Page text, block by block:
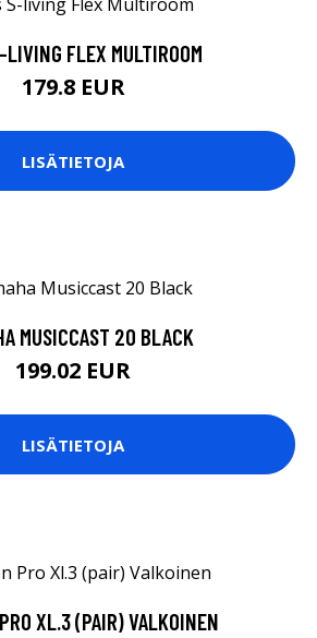
FLEX MULTIROOM
179.8 EUR
LISÄTIETOJA
MUSICCAST 20 BLACK
199.02 EUR
LISÄTIETOJA
XL.3 (PAIR) VALKOINEN